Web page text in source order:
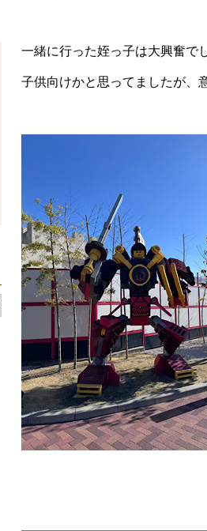
一緒に行った姪っ子は大興奮で
子供向けかと思ってましたが、